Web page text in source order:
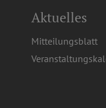
Aktuelles
Mitteilungsblatt